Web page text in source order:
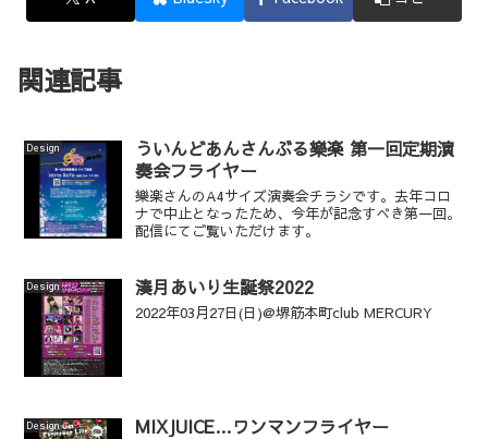
関連記事
Design
ういんどあんさんぶる樂楽 第一回定期演
奏会フライヤー
樂楽さんのA4サイズ演奏会チラシです。去年コロ
ナで中止となったため、今年が記念すべき第一回。
配信にてご覧いただけます。
Design 湊月あいり生誕祭2022
2022年03月27日(日)@堺筋本町club MERCURY
Design MIXJUICE…ワンマンフライヤー